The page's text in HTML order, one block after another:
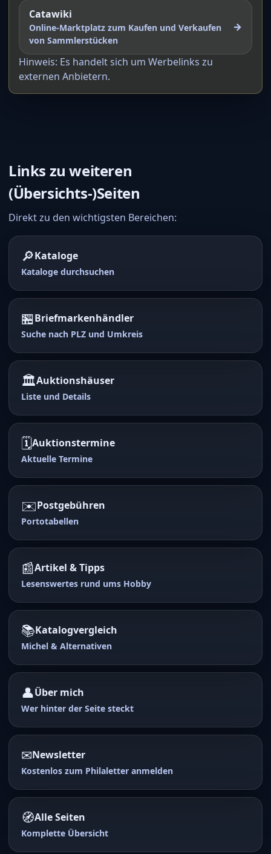
Catawiki
Online-Marktplatz zum Kaufen und Verkaufen
von Sammlerstücken
→
Hinweis: Es handelt sich um Werbelinks zu
externen Anbietern.
Links zu weiteren
(Übersichts-)Seiten
Direkt zu den wichtigsten Bereichen:
🔎Kataloge
Kataloge durchsuchen
🏪Briefmarkenhändler
Suche nach PLZ und Umkreis
🏛️Auktionshäuser
Liste und Details
🗓️Auktionstermine
Aktuelle Termine
✉️Postgebühren
Portotabellen
📰Artikel & Tipps
Lesenswertes rund ums Hobby
📚Katalogvergleich
Michel & Alternativen
👤Über mich
Wer hinter der Seite steckt
✉Newsletter
Kostenlos zum Philaletter anmelden
🧭Alle Seiten
Komplette Übersicht